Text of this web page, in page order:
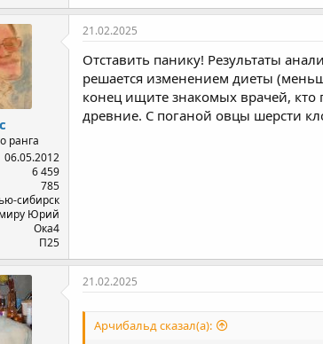
ранга
06.05.2012
6 459
785
сибирск
Юрий
Ока4
П25
21.02.2025
Отставить панику! Результаты
решается изменением диеты
конец ищите знакомых врачей, кто
древние. С поганой овцы шерсти
21.02.2025
Арчибальд сказал(а):